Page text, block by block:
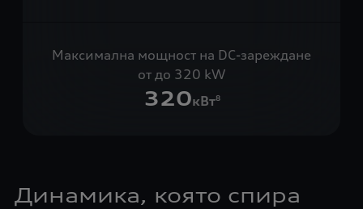
Максимална мощност на DC-зареждане
от до 320 kW
320кВт8
Динамика, която спира